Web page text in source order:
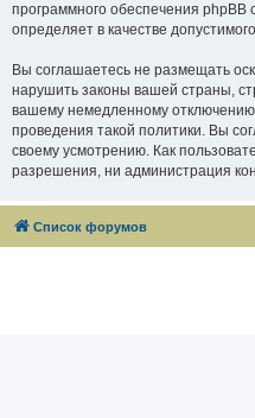
программного обеспечения phpBB
определяет в качестве
Вы соглашаетесь не размещать
нарушить законы вашей страны,
вашему немедленному отключению
проведения такой политики. Вы
своему усмотрению. Как
разрешения, ни администрация
Список форумов